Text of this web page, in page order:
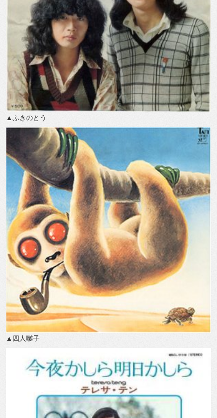
▲ふきのとう
▲四人囃子